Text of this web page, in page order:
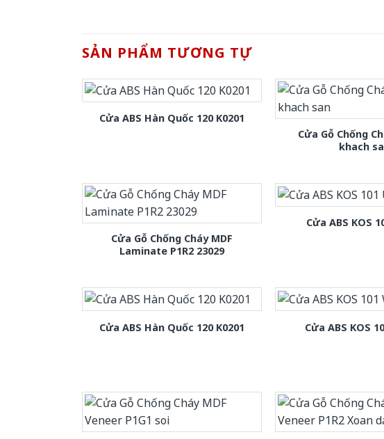
SẢN PHẨM TƯƠNG TỰ
Cửa ABS Hàn Quốc 120 K0201
Cửa Gỗ Chống
khach
Cửa Gỗ Chống Cháy MDF
Laminate P1R2 23029
Cửa ABS KOS
Cửa ABS Hàn Quốc 120 K0201
Cửa ABS KOS